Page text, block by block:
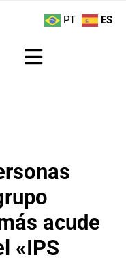
Toggle
acude
«IPS
PT ES